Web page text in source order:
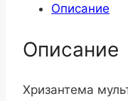
Описание
Описание
Хризантема